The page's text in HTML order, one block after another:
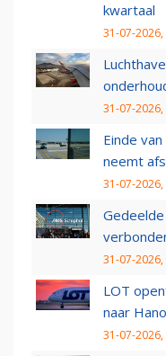
kwartaal
31-07-2026,
31-07-2026,
Einde
neemt
31-07-2026,
31-07-2026,
LOT
naar
31-07-2026,